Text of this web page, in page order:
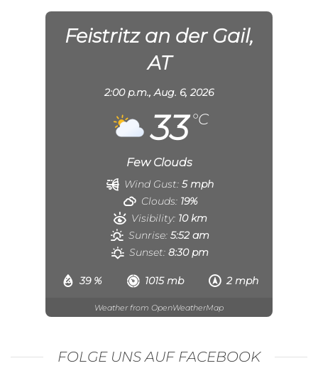
Feistritz an der Gail,
AT
2:00 p.m.,Aug. 6, 2026
33 °C
Few Clouds
39 % 1015 mb 2 mph
Wind Gust: 5 mph
Clouds: 19%
Visibility: 10 km
Sunrise: 5:52 am
Sunset: 8:30 pm
Weather from OpenWeatherMap
FOLGE UNS AUF FACEBOOK